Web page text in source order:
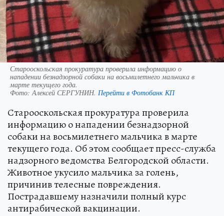
Старооскольская прокуратура проверила информацию о
нападении безнадзорной собаки на восьмилетнего мальчика в
марте текущего года.
Фото:Алексей СЕРГУНИН. Перейти в Фотобанк КП
Старооскольская прокуратура проверила
информацию о нападении безнадзорной
собаки на восьмилетнего мальчика в марте
текущего года. Об этом сообщает пресс-служба
надзорного ведомства Белгородской области.
Животное укусило мальчика за голень,
причинив телесные повреждения.
Пострадавшему назначили полный курс
антирабической вакцинации.